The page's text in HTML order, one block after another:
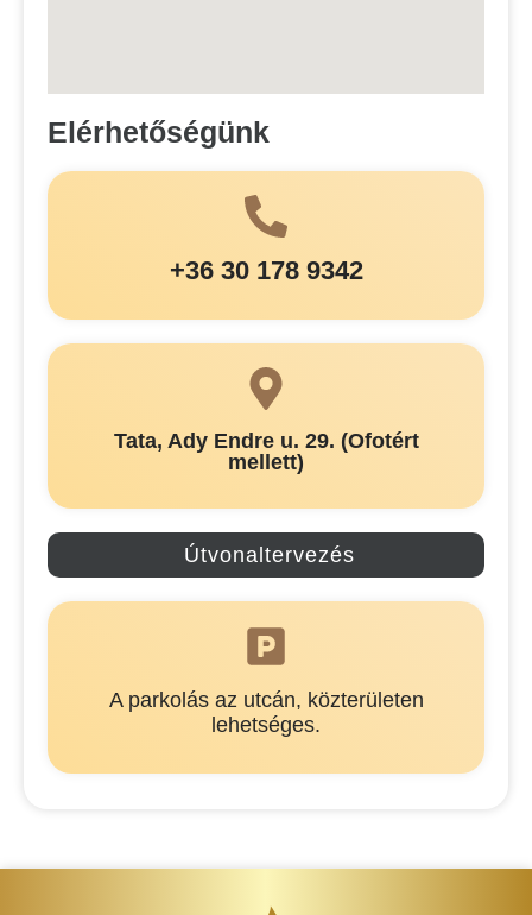
Elérhetőségünk
+36 30 178 9342
Tata, Ady Endre u. 29. (Ofotért
mellett)
Útvonaltervezés
A parkolás az utcán, közterületen
lehetséges.